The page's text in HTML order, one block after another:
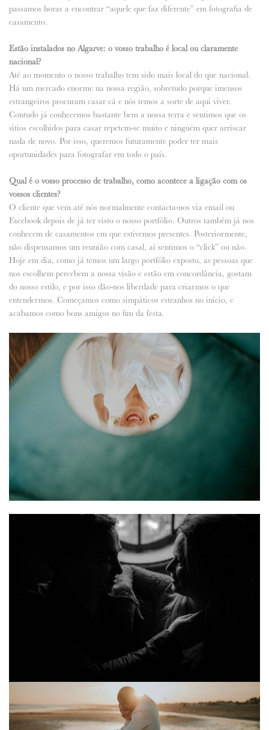
passamos horas a encontrar “aquele que faz diferente” em fotografia de
casamento.
Estão instalados no Algarve: o vosso trabalho é local ou claramente
nacional?
Até ao momento o nosso trabalho tem sido mais local do que nacional.
Há um mercado enorme na nossa região, sobretudo porque imensos
estrangeiros procuram casar cá e nós temos a sorte de aqui viver.
Contudo já conhecemos bastante bem a nossa terra e sentimos que os
sítios escolhidos para casar repetem-se muito e ninguém quer arriscar
nada de novo. Por isso, queremos futuramente poder ter mais
oportunidades para fotografar em todo o país.
Qual é o vosso processo de trabalho, como acontece a ligação com os
vossos clientes?
O cliente que vem até nós normalmente contacta-nos via email ou
Facebook depois de já ter visto o nosso portfólio. Outros também já nos
conhecem de casamentos em que estivemos presentes. Posteriormente,
não dispensamos um reunião com casal, aí sentimos o “click” ou não.
Hoje em dia, como já temos um largo portfólio exposto, as pessoas que
nos escolhem percebem a nossa visão e estão em concordância, gostam
do nosso estilo, e por isso dão-nos liberdade para criarmos o que
entendermos. Começamos como simpáticos estranhos no início, e
acabamos como bons amigos no fim da festa.